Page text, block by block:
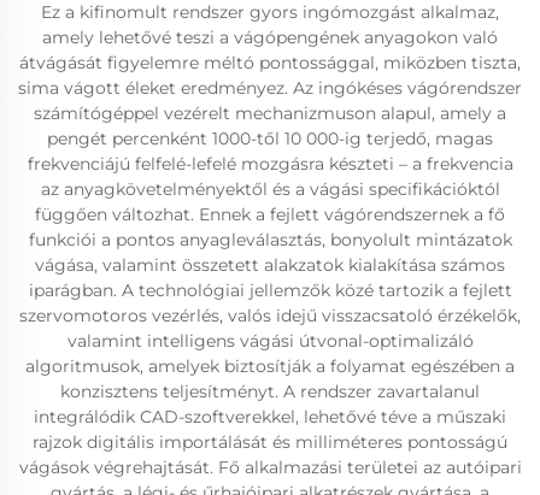
Ez a kifinomult rendszer gyors ingómozgást alkalmaz,
amely lehetővé teszi a vágópengének anyagokon való
átvágását figyelemre méltó pontossággal, miközben tiszta,
sima vágott éleket eredményez. Az ingókéses vágórendszer
számítógéppel vezérelt mechanizmuson alapul, amely a
pengét percenként 1000-től 10 000-ig terjedő, magas
frekvenciájú felfelé-lefelé mozgásra készteti – a frekvencia
az anyagkövetelményektől és a vágási specifikációktól
függően változhat. Ennek a fejlett vágórendszernek a fő
funkciói a pontos anyagleválasztás, bonyolult mintázatok
vágása, valamint összetett alakzatok kialakítása számos
iparágban. A technológiai jellemzők közé tartozik a fejlett
szervomotoros vezérlés, valós idejű visszacsatoló érzékelők,
valamint intelligens vágási útvonal-optimalizáló
algoritmusok, amelyek biztosítják a folyamat egészében a
konzisztens teljesítményt. A rendszer zavartalanul
integrálódik CAD-szoftverekkel, lehetővé téve a műszaki
rajzok digitális importálását és milliméteres pontosságú
vágások végrehajtását. Fő alkalmazási területei az autóipari